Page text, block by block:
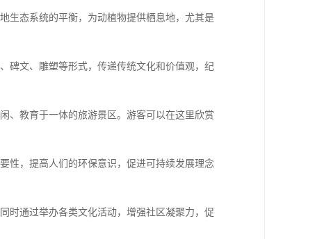
生态系统的平衡，为动植物提供栖息地，尤其是
碑文、雕塑等形式，传递传统文化和价值观，纪
、教育于一体的旅游景区。游客可以在这里欣赏
性，提高人们的环保意识，促进可持续发展理念
时通过举办各类文化活动，增强社区凝聚力，促